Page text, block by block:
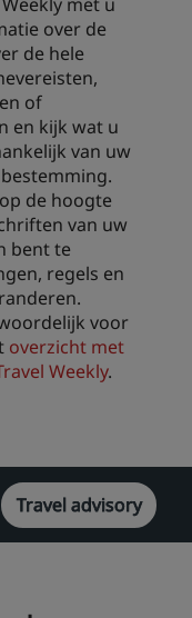
over de
de hele
of
en kijk wat u
van uw
de hoogte
van uw
bent te
regels en
voor
overzicht met
Weekly.
Travel advisory